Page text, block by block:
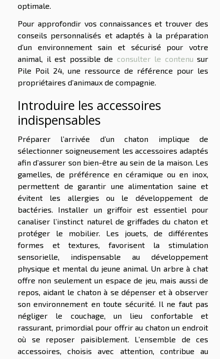
optimale.
Pour approfondir vos connaissances et trouver des
conseils personnalisés et adaptés à la préparation
d’un environnement sain et sécurisé pour votre
animal, il est possible de consulter le contenu sur
Pile Poil 24, une ressource de référence pour les
propriétaires d’animaux de compagnie.
Introduire les accessoires
indispensables
Préparer l’arrivée d’un chaton implique de
sélectionner soigneusement les accessoires adaptés
afin d’assurer son bien-être au sein de la maison. Les
gamelles, de préférence en céramique ou en inox,
permettent de garantir une alimentation saine et
évitent les allergies ou le développement de
bactéries. Installer un griffoir est essentiel pour
canaliser l’instinct naturel de griffades du chaton et
protéger le mobilier. Les jouets, de différentes
formes et textures, favorisent la stimulation
sensorielle, indispensable au développement
physique et mental du jeune animal. Un arbre à chat
offre non seulement un espace de jeu, mais aussi de
repos, aidant le chaton à se dépenser et à observer
son environnement en toute sécurité. Il ne faut pas
négliger le couchage, un lieu confortable et
rassurant, primordial pour offrir au chaton un endroit
où se reposer paisiblement. L’ensemble de ces
accessoires, choisis avec attention, contribue au